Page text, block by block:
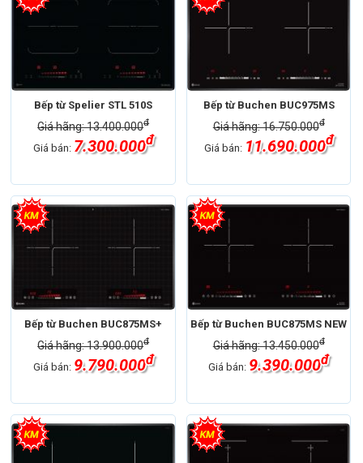
Bếp từ Spelier STL 510S
Giá hãng: 13.400.000đ
Giá bán: 7.300.000đ
Bếp từ Buchen BUC975MS
Giá hãng: 16.750.000đ
Giá bán: 11.690.000đ
Bếp từ Buchen BUC875MS+
Giá hãng: 13.900.000đ
Giá bán: 9.790.000đ
Bếp từ Buchen BUC875MS NEW
Giá hãng: 13.450.000đ
Giá bán: 9.390.000đ